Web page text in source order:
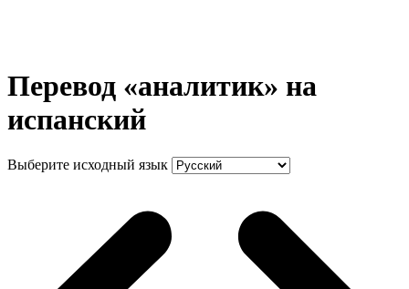
Перевод «аналитик» на
испанский
Выберите исходный язык